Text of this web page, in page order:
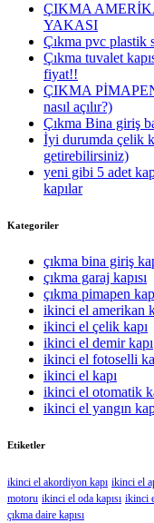
ÇIKMA
YAKASI
Çıkma pvc plastik
Çıkma tuvalet
fiyat!!
ÇIKMA
nasıl açılır?)
Çıkma Bina giriş
İyi durumda çelik
getirebilirsiniz)
yeni gibi 5 adet
kapılar
Kategoriler
çıkma bina giriş
çıkma garaj kapısı
çıkma pimapen
ikinci el amerikan
ikinci el çelik kapı
ikinci el demir kapı
ikinci el fotoselli
ikinci el kapı
ikinci el otomatik
ikinci el yangın
Etiketler
ikinci el akordiyon kapı ikinci el
motoru ikinci el oda kapısı ikinci
çıkma daire kapısı